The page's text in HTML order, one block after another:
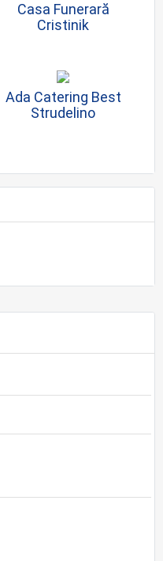
Casa Funerară
Cristinik
Ada Catering Best
Strudelino